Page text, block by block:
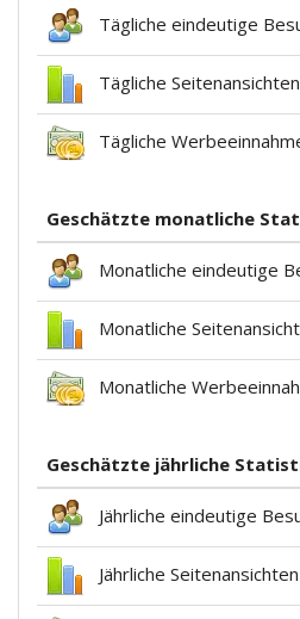
Tägliche eindeutige
Tägliche Seitenansichten
Tägliche
Geschätzte monatliche
Monatliche eindeutige
Monatliche
Monatliche
Geschätzte jährliche
Jährliche eindeutige
Jährliche Seitenansichten